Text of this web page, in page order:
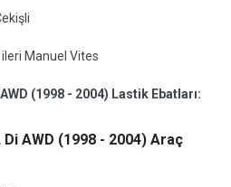
ileri Manuel Vites
(1998 - 2004) Lastik Ebatları:
Di AWD (1998 - 2004) Araç